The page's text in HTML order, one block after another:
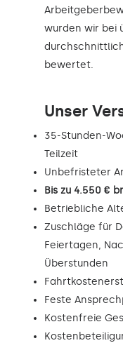
wurden wir bei
bewertet.
Unser
35-Stunden-
Teilzeit
Unbefristeter
Bis zu 4.550 €
Betriebliche
Zuschläge für
Feiertagen,
Überstunden
Feste
Kostenfreie